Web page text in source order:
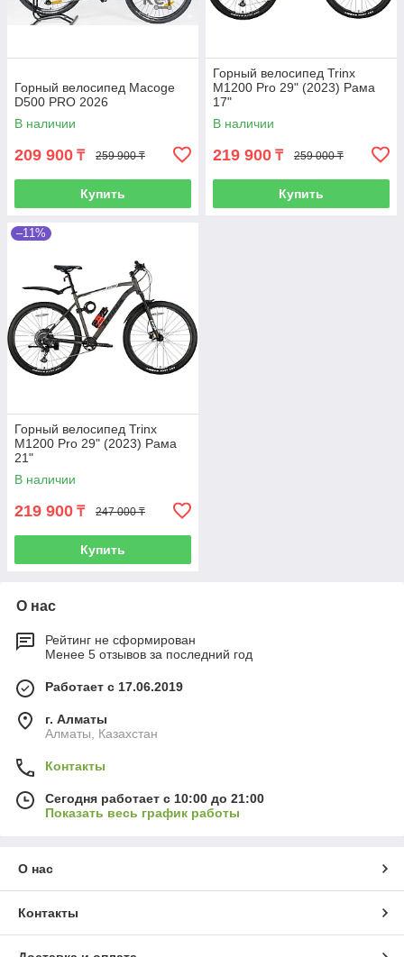
Горный велосипед Macoge
D500 PRO 2026
В наличии
209 900 ₸ 259 900 ₸
Купить
Горный велосипед Trinx
M1200 Pro 29" (2023) Рама
17"
В наличии
219 900 ₸ 259 000 ₸
Купить
–11%
Горный велосипед Trinx
M1200 Pro 29" (2023) Рама
21"
В наличии
219 900 ₸ 247 000 ₸
Купить
О нас
Рейтинг не сформирован
Менее 5 отзывов за последний год
Работает с 17.06.2019
г. Алматы
Алматы, Казахстан
Контакты
Сегодня работает с 10:00 до 21:00
Показать весь график работы
О нас
Контакты